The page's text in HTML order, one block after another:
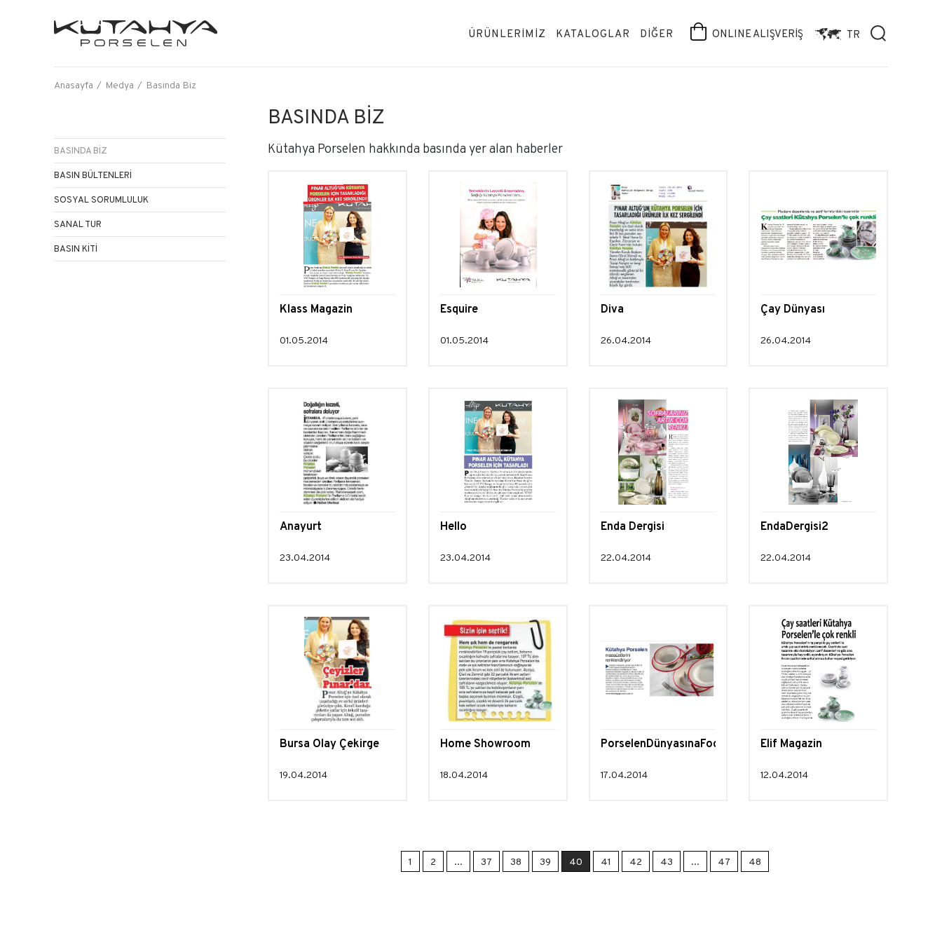
ÜRÜNLERİMİZ KATALOGLAR DİĞER ONLINE ALIŞVERİŞ TR
Anasayfa Medya Basında Biz
BASINDA BİZ
BASIN BÜLTENLERİ
SOSYAL SORUMLULUK
SANAL TUR
BASIN KİTİ
BASINDA BIZ
Kütahya Porselen hakkında basında yer alan haberler
Klass Magazin
01.05.2014
Esquire
01.05.2014
Diva
26.04.2014
Çay Dünyası
26.04.2014
Anayurt
23.04.2014
Hello
23.04.2014
Enda Dergisi
22.04.2014
EndaDergisi2
22.04.2014
Bursa Olay Çekirge
19.04.2014
Home Showroom
18.04.2014
PorselenDünyasınaFocus
17.04.2014
Elif Magazin
12.04.2014
1 2 ... 37 38 39 40 41 42 43 ... 47 48